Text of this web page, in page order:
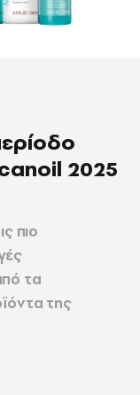
2025
πιο
τα
της